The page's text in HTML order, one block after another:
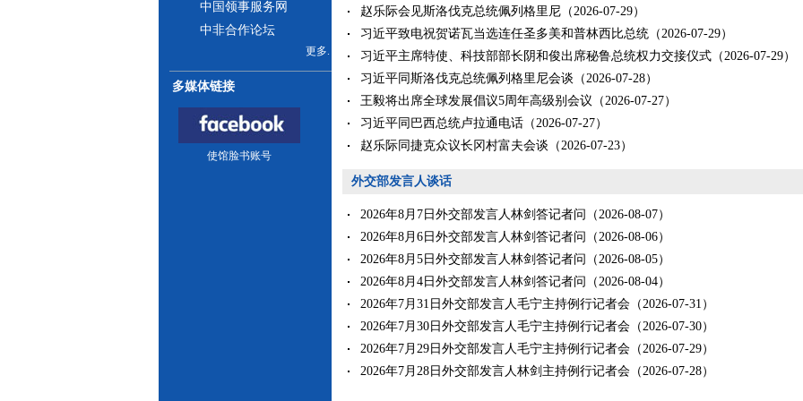
中国领事服务网
中非合作论坛
更多.
多媒体链接
使馆脸书账号
赵乐际会见斯洛伐克总统佩列格里尼（2026-07-29）
习近平致电祝贺诺瓦当选连任圣多美和普林西比总统（2026-07-29）
习近平主席特使、科技部部长阴和俊出席秘鲁总统权力交接仪式（2026-07-29）
习近平同斯洛伐克总统佩列格里尼会谈（2026-07-28）
王毅将出席全球发展倡议5周年高级别会议（2026-07-27）
习近平同巴西总统卢拉通电话（2026-07-27）
赵乐际同捷克众议长冈村富夫会谈（2026-07-23）
外交部发言人谈话
2026年8月7日外交部发言人林剑答记者问（2026-08-07）
2026年8月6日外交部发言人林剑答记者问（2026-08-06）
2026年8月5日外交部发言人林剑答记者问（2026-08-05）
2026年8月4日外交部发言人林剑答记者问（2026-08-04）
2026年7月31日外交部发言人毛宁主持例行记者会（2026-07-31）
2026年7月30日外交部发言人毛宁主持例行记者会（2026-07-30）
2026年7月29日外交部发言人毛宁主持例行记者会（2026-07-29）
2026年7月28日外交部发言人林剑主持例行记者会（2026-07-28）